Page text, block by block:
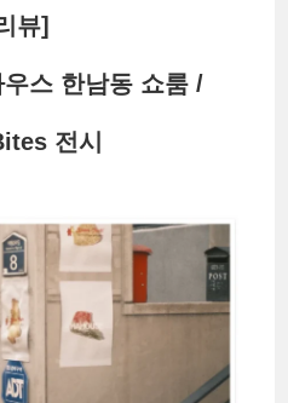
뷰]
스 한남동 쇼룸 /
전시